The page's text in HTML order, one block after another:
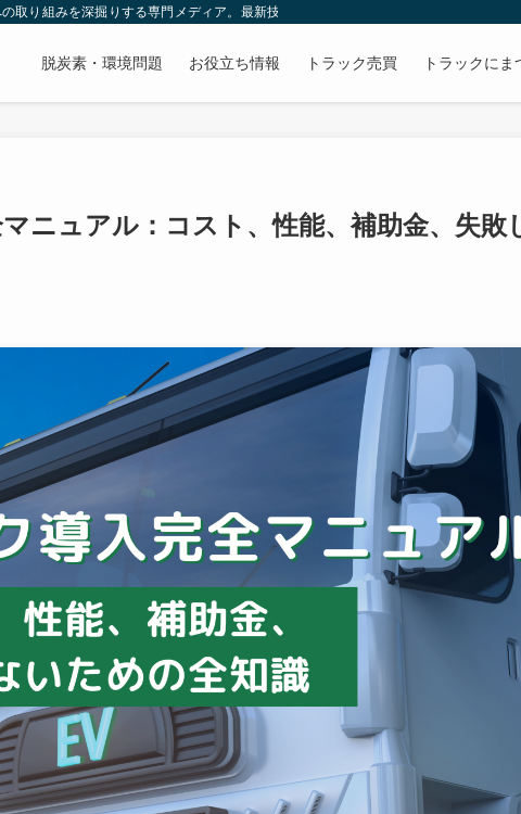
取り組みを深掘りする専門メディア。最新技術やトレンド、先進的な事業戦略をわ
脱炭素・環境問題 お役立ち情報 トラック売買 トラックに
ニュアル：コスト、性能、補助金、失敗